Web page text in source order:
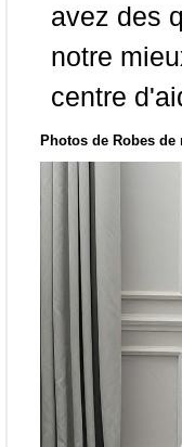
avez des
notre
centre
Photos de Robes de